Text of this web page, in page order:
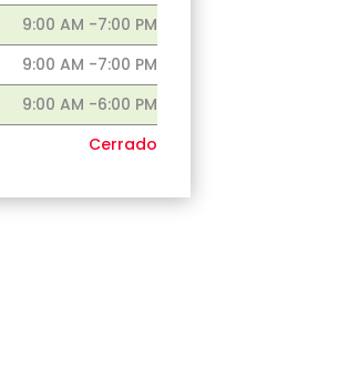
9:00 AM -7:00 PM
9:00 AM -7:00 PM
9:00 AM -6:00 PM
Cerrado